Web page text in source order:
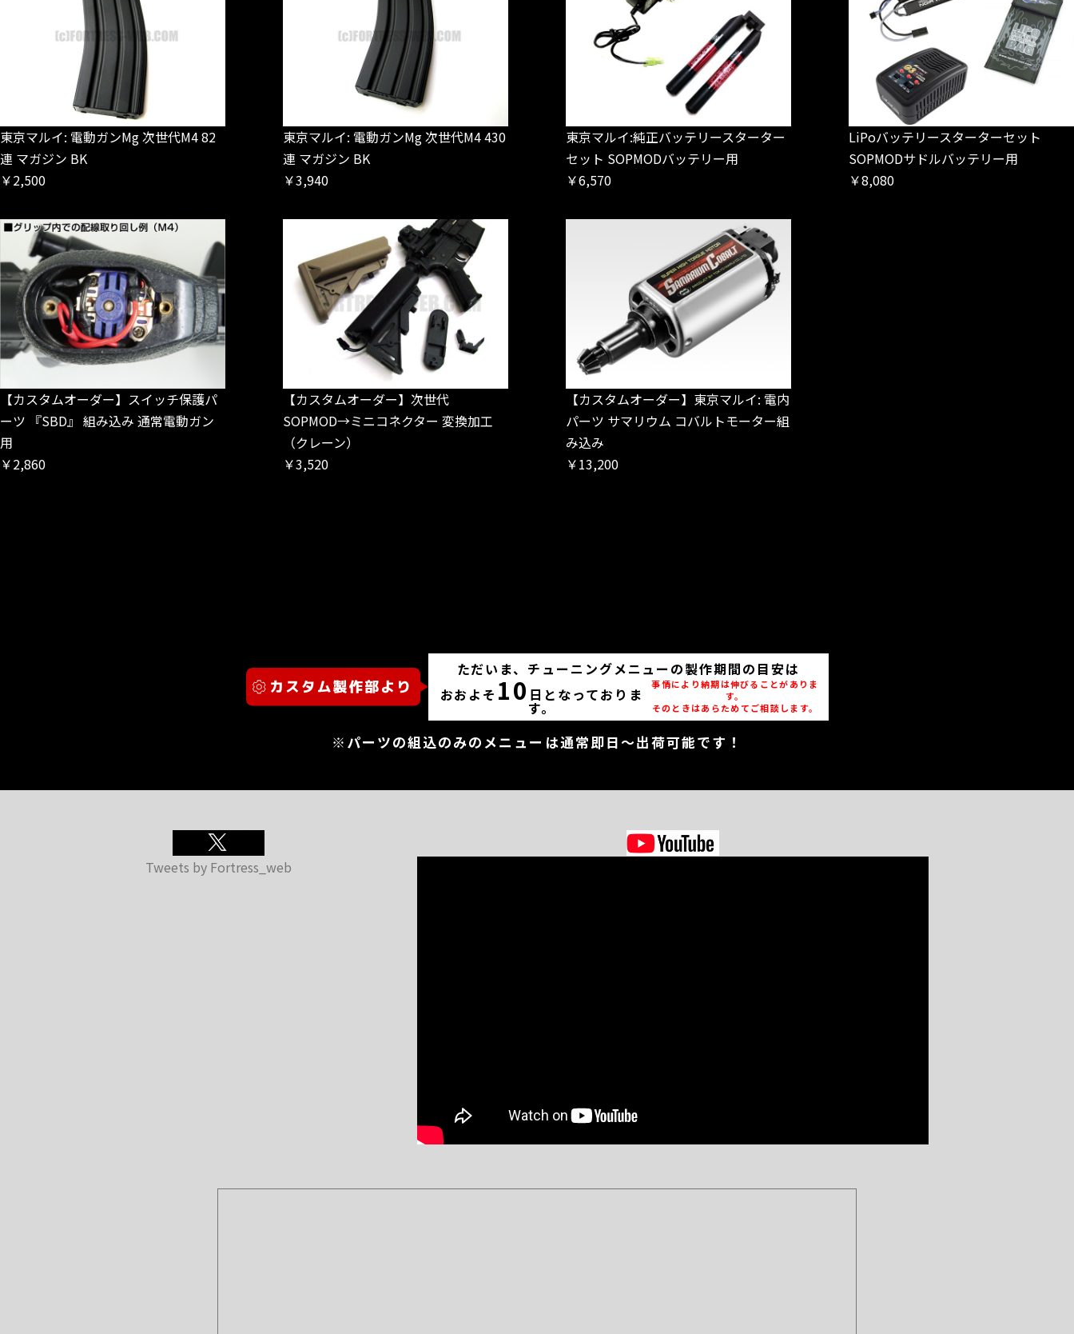
東京マルイ: 電動ガンMg 次世代M4 82
連 マガジン BK
￥2,500
東京マルイ: 電動ガンMg 次世代M4 430
連 マガジン BK
￥3,940
東京マルイ:純正バッテリースターター
セット SOPMODバッテリー用
￥6,570
LiPoバッテリースターターセット
SOPMODサドルバッテリー用
￥8,080
【カスタムオーダー】スイッチ保護パ
ーツ 『SBD』 組み込み 通常電動ガン
用
￥2,860
【カスタムオーダー】次世代
SOPMOD→ミニコネクター 変換加工
（クレーン）
￥3,520
【カスタムオーダー】東京マルイ: 電内
パーツ サマリウム コバルトモーター組
み込み
￥13,200
ただいま、チューニングメニューの製作期間の目安は
おおよそ 10 日となっておりま
す。
事情により納期は伸びることがありま
す。
そのときはあらためてご相談します。
※パーツの組込のみのメニューは通常即日～出荷可能です！
Tweets by Fortress_web